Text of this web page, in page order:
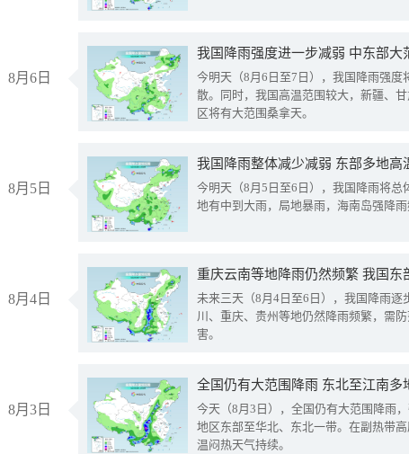
8月6日
今明天（8月6日至7日），我国降雨强度
散。同时，我国高温范围较大，新疆、
区将有大范围桑拿天。
8月5日
我国降雨整体减少减弱 东部多地高
今明天（8月5日至6日），我国降雨将总
地有中到大雨，局地暴雨，海南岛强降雨
8月4日
重庆云南等地降雨仍然频繁 我国东
未来三天（8月4日至6日），我国降雨逐
川、重庆、贵州等地仍然降雨频繁，需
害。
8月3日
全国仍有大范围降雨 东北至江南多
今天（8月3日），全国仍有大范围降雨
地区东部至华北、东北一带。在副热带
温闷热天气持续。